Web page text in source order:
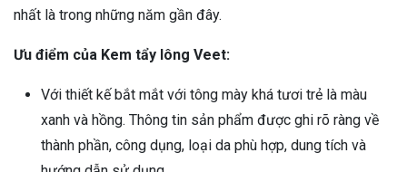
nhất là trong những năm gần đây.
Ưu điểm của Kem tẩy lông Veet:
Với thiết kế bắt mắt với tông mày khá tươi trẻ là màu
xanh và hồng. Thông tin sản phẩm được ghi rõ ràng về
thành phần, công dụng, loại da phù hợp, dung tích và